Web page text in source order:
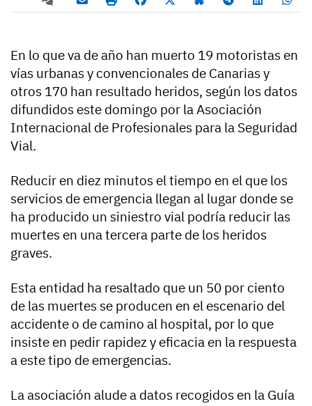
En lo que va de año han muerto 19 motoristas en
vías urbanas y convencionales de Canarias y
otros 170 han resultado heridos, según los datos
difundidos este domingo por la Asociación
Internacional de Profesionales para la Seguridad
Vial.
Reducir en diez minutos el tiempo en el que los
servicios de emergencia llegan al lugar donde se
ha producido un siniestro vial podría reducir las
muertes en una tercera parte de los heridos
graves.
Esta entidad ha resaltado que un 50 por ciento
de las muertes se producen en el escenario del
accidente o de camino al hospital, por lo que
insiste en pedir rapidez y eficacia en la respuesta
a este tipo de emergencias.
La asociación alude a datos recogidos en la Guía